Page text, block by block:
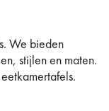
We bieden
stijlen en maten.